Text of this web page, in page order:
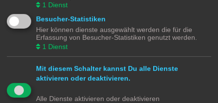
Registrieren
Modellbahnforum Forum Alle Zeiten sindUTC+02:00
Deutsche Übersetzung durchphpBB.de
1 Dienst
Besucher-Statistiken
Hier können dienste ausgewählt werden die für die
Erfassung von Besucher-Statistiken genutzt werden.
1 Dienst
Mit diesem Schalter kannst Du alle Dienste
aktivieren oder deaktivieren.
Alle Dienste aktivieren oder deaktivieren